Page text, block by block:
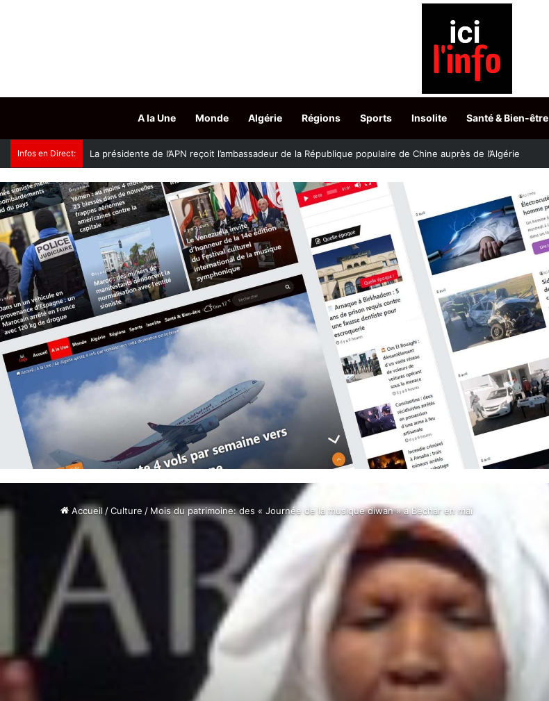
A la Une Monde Algérie Régions Sports Insolite Santé & Bien-être
Infos en Direct: Accès aux grades hospitalo-universitaires : le ministère fixe les dates du choix des postes
Accueil /Culture / Mois du patrimoine: des « Journée de la musique diwan » à Béchar en mai